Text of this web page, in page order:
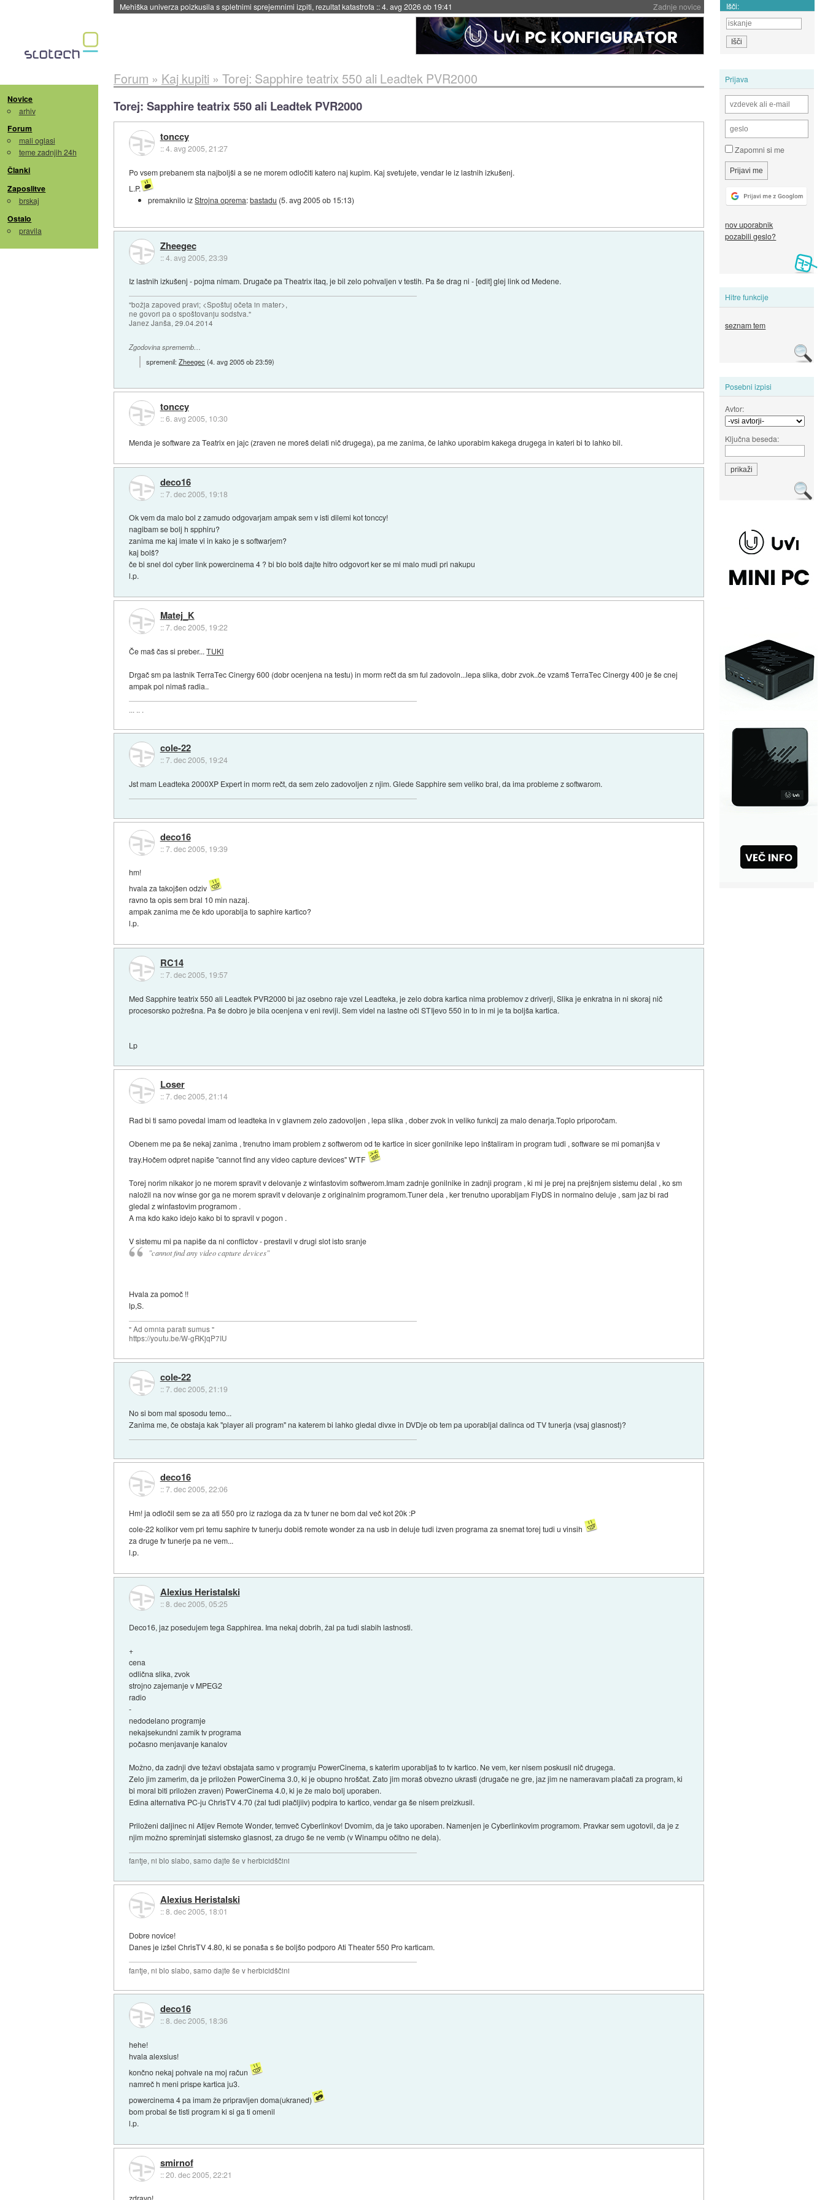
Zadnje novice
Evropska vesoljska agencija razvija svojo raketo za večkratno uporabo::4. avg 2026 ob 19:41 Išči:
Novice
arhiv
Forum
mali oglasi
teme zadnjih 24h
Članki
Zaposlitve
brskaj
Ostalo
pravila
Prijava
Zapomni si me
nov uporabnik
pozabili geslo?
Hitre funkcije
seznam tem
Posebni izpisi
Avtor:
Ključna beseda:
Forum » Kaj kupiti » Torej: Sapphire teatrix 550 ali Leadtek PVR2000
Torej: Sapphire teatrix 550 ali Leadtek PVR2000
tonccy
::4. avg 2005, 21:27
Po vsem prebanem sta najboljši a se ne morem odločiti katero naj kupim. Kaj svetujete, vendar le iz lastnih izkušenj.
L.P.
premaknilo izStrojna oprema:bastadu (5. avg 2005 ob 15:13)
Zheegec
::4. avg 2005, 23:39
Iz lastnih izkušenj - pojma nimam. Drugače pa Theatrix itaq, je bil zelo pohvaljen v testih. Pa še drag ni - [edit] glej link od Medene.
"božja zapoved pravi; <Spoštuj očeta in mater>,
ne govori pa o spoštovanju sodstva."
Janez Janša, 29.04.2014
Zgodovina sprememb…
spremenil:Zheegec (4. avg 2005 ob 23:59)
tonccy
::6. avg 2005, 10:30
Menda je software za Teatrix en jajc (zraven ne moreš delati nič drugega), pa me zanima, če lahko uporabim kakega drugega in kateri bi to lahko bil.
deco16
::7. dec 2005, 19:18
Ok vem da malo bol z zamudo odgovarjam ampak sem v isti dilemi kot tonccy!
nagibam se bolj h spphiru?
zanima me kaj imate vi in kako je s softwarjem?
kaj bolš?
če bi snel dol cyber link powercinema 4 ? bi blo bolš dajte hitro odgovort ker se mi malo mudi pri nakupu
l.p.
Matej_K
::7. dec 2005, 19:22
Če maš čas si preber...TUKI
Drgač sm pa lastnik TerraTec Cinergy 600 (dobr ocenjena na testu) in morm rečt da sm ful zadovoln...lepa slika, dobr zvok..če vzamš TerraTec Cinergy 400 je še cnej
ampak pol nimaš radia..
... .. .
cole-22
::7. dec 2005, 19:24
Jst mam Leadteka 2000XP Expert in morm rečt, da sem zelo zadovoljen z njim. Glede Sapphire sem veliko bral, da ima probleme z softwarom.
deco16
::7. dec 2005, 19:39
hm!
hvala za takojšen odziv
ravno ta opis sem bral 10 min nazaj.
ampak zanima me če kdo uporablja to saphire kartico?
l.p.
RC14
::7. dec 2005, 19:57
Med Sapphire teatrix 550 ali Leadtek PVR2000 bi jaz osebno raje vzel Leadteka, je zelo dobra kartica nima problemov z driverji, Slika je enkratna in ni skoraj nič
procesorsko požrešna. Pa še dobro je bila ocenjena v eni reviji. Sem videl na lastne oči STIjevo 550 in to in mi je ta boljša kartica.
Lp
Loser
::7. dec 2005, 21:14
Rad bi ti samo povedal imam od leadteka in v glavnem zelo zadovoljen , lepa slika , dober zvok in veliko funkcij za malo denarja.Toplo priporočam.
Obenem me pa še nekaj zanima , trenutno imam problem z softwerom od te kartice in sicer gonilnike lepo inštaliram in program tudi , software se mi pomanjša v
tray.Hočem odpret napiše "cannot find any video capture devices" WTF
Torej norim nikakor jo ne morem spravit v delovanje z winfastovim softwerom.Imam zadnje gonilnike in zadnji program , ki mi je prej na prejšnjem sistemu delal , ko sm
naložil na nov winse gor ga ne morem spravit v delovanje z originalnim programom.Tuner dela , ker trenutno uporabljam FlyDS in normalno deluje , sam jaz bi rad
gledal z winfastovim programom .
A ma kdo kako idejo kako bi to spravil v pogon .
V sistemu mi pa napiše da ni conflictov - prestavil v drugi slot isto sranje
"cannot find any video capture devices"
Hvala za pomoč !!
lp,S.
" Ad omnia parati sumus "
https://youtu.be/W-gRKjqP7IU
cole-22
::7. dec 2005, 21:19
No si bom mal sposodu temo...
Zanima me, če obstaja kak "player ali program" na katerem bi lahko gledal divxe in DVDje ob tem pa uporabljal dalinca od TV tunerja (vsaj glasnost)?
deco16
::7. dec 2005, 22:06
Hm! ja odločil sem se za ati 550 pro iz razloga da za tv tuner ne bom dal več kot 20k :P
cole-22 kolikor vem pri temu saphire tv tunerju dobiš remote wonder za na usb in deluje tudi izven programa za snemat torej tudi u vinsih
za druge tv tunerje pa ne vem...
l.p.
Alexius Heristalski
::8. dec 2005, 05:25
Deco16, jaz posedujem tega Sapphirea. Ima nekaj dobrih, žal pa tudi slabih lastnosti.
+
cena
odlična slika, zvok
strojno zajemanje v MPEG2
radio
-
nedodelano programje
nekajsekundni zamik tv programa
počasno menjavanje kanalov
Možno, da zadnji dve težavi obstajata samo v programju PowerCinema, s katerim uporabljaš to tv kartico. Ne vem, ker nisem poskusil nič drugega.
Zelo jim zamerim, da je priložen PowerCinema 3.0, ki je obupno hroščat. Zato jim moraš obvezno ukrasti (drugače ne gre, jaz jim ne nameravam plačati za program, ki
bi moral biti priložen zraven) PowerCinema 4.0, ki je že malo bolj uporaben.
Edina alternativa PC-ju ChrisTV 4.70 (žal tudi plačljiiv) podpira to kartico, vendar ga še nisem preizkusil.
Priloženi daljinec ni Atijev Remote Wonder, temveč Cyberlinkov! Dvomim, da je tako uporaben. Namenjen je Cyberlinkovim programom. Pravkar sem ugotovil, da je z
njim možno spreminjati sistemsko glasnost, za drugo še ne vemb (v Winampu očitno ne dela).
fantje, ni blo slabo, samo dajte še v herbicidščini
Alexius Heristalski
::8. dec 2005, 18:01
Dobre novice!
Danes je izšel ChrisTV 4.80, ki se ponaša s še boljšo podporo Ati Theater 550 Pro karticam.
fantje, ni blo slabo, samo dajte še v herbicidščini
deco16
::8. dec 2005, 18:36
hehe!
hvala alexsius!
končno nekaj pohvale na moj račun
namreč h meni prispe kartica ju3.
powercinema 4 pa imam že pripravljen doma(ukraned)
bom probal še tisti program ki si ga ti omenil
l.p.
smirnof
::20. dec 2005, 22:21